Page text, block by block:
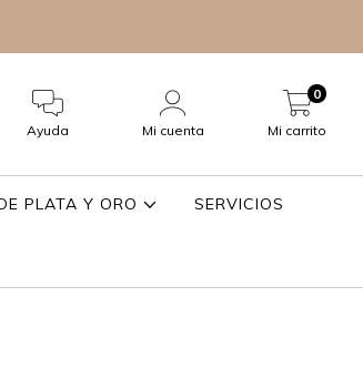
Ayuda Mi cuenta Mi carrito
0
PLATA Y ORO SERVICIOS